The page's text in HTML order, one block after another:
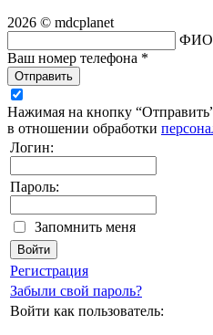
2026 © mdcplanet
Ваш номер телефона *
Отправить
Нажимая на кнопку
в отношении обработки
Логин:
Пароль:
Запомнить меня
Регистрация
Забыли свой пароль?
Войти как пользователь: